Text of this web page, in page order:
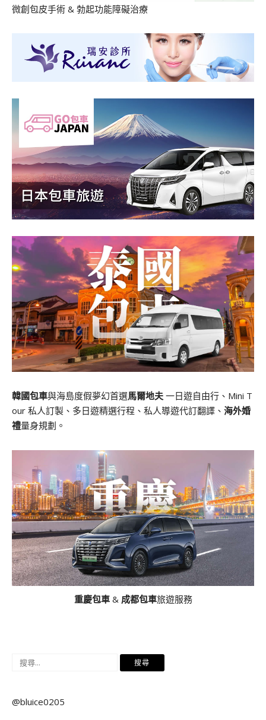
微創包皮手術 & 勃起功能障礙治療
韓國包車與海島度假夢幻首選馬爾地夫 一日遊自由行、Mini T
our 私人訂製、多日遊精選行程、私人導遊代訂翻譯、 海外婚
禮量身規劃。
重慶包車& 成都包車旅遊服務
搜
鍵
@bluice0205